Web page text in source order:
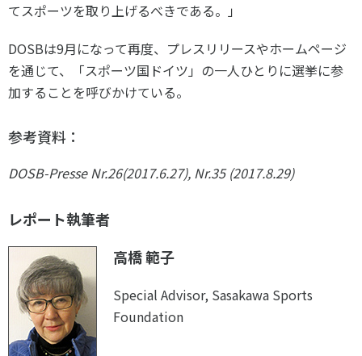
てスポーツを取り上げるべきである。」
DOSBは9月になって再度、プレスリリースやホームページ
を通じて、「スポーツ国ドイツ」の一人ひとりに選挙に参
加することを呼びかけている。
参考資料：
DOSB-Presse Nr.26(2017.6.27), Nr.35 (2017.8.29)
レポート執筆者
高橋 範子
Special Advisor, Sasakawa Sports
Foundation